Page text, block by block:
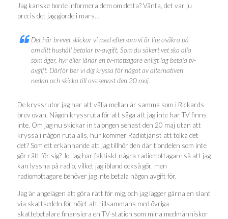
Jag kanske borde informera dem om detta? Vänta, det var ju
precis det jag gjorde i mars…
Det här brevet skickar vi med eftersom vi är lite osäkra på
om ditt hushåll betalar tv-avgift. Som du säkert vet ska alla
som äger, hyr eller lånar en tv-mottagare enligt lag betala tv-
avgift. Därför ber vi dig kryssa för något av alternativen
nedan och skicka till oss senast den 20 maj.
De kryssrutor jag har att välja mellan är samma som i Rickards
brev ovan. Någon kryssruta för att säga att jag inte har TV finns
inte. Om jag nu skickar in talongen senast den 20 maj utan att
kryssa i någon ruta alls, hur kommer Radiotjänst att tolka det
det? Som ett erkännande att jag tillhör den där tiondelen som inte
gör rätt för sig? Jo, jag har faktiskt några radiomottagare så att jag
kan lyssna på radio, vilket jag ibland också gör, men
radiomottagare behöver jag inte betala någon avgift för.
Jag är angelägen att göra rätt för mig, och jag lägger gärna en slant
via skattsedeln för nöjet att tillsammans med övriga
skattebetalare finansiera en TV-station som mina medmänniskor